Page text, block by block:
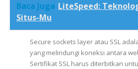
Baca Juga LiteSpeed:
Situs-Mu
Secure sockets layer atau SSL
yang melindungi koneksi antara
Sertifikat SSL harus diterbitkan